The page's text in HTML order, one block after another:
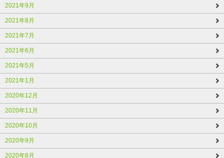
2021年9月
2021年8月
2021年7月
2021年6月
2021年5月
2021年1月
2020年12月
2020年11月
2020年10月
2020年9月
2020年8月